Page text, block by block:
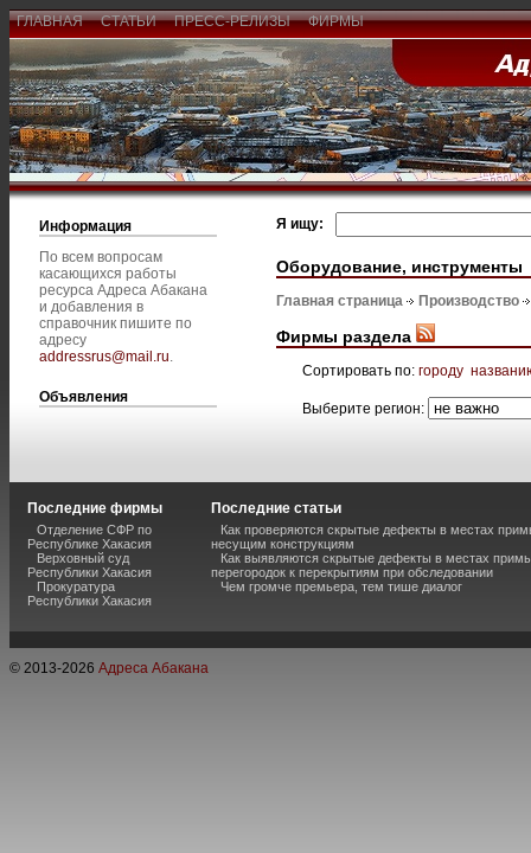
ГЛАВНАЯ СТАТЬИ ПРЕСС-РЕЛИЗЫ ФИРМЫ
Информация
По всем вопросам
касающихся работы
ресурса Адреса Абакана
и добавления в
справочник пишите по
адресу
addressrus@mail.ru.
Объявления
Я ищу:
Оборудование, инструменты
Главная страница Производство
Фирмы раздела
Сортировать по: городу
Выберите регион:
Последние фирмы
Отделение СФР по
Республике Хакасия
Верховный суд
Республики Хакасия
Прокуратура
Республики Хакасия
Последние статьи
Как проверяются скрытые дефекты в местах
несущим конструкциям
Как выявляются скрытые дефекты в местах
перегородок к перекрытиям при обследовании
Чем громче премьера, тем тише диалог
© 2013-2026 Адреса Абакана